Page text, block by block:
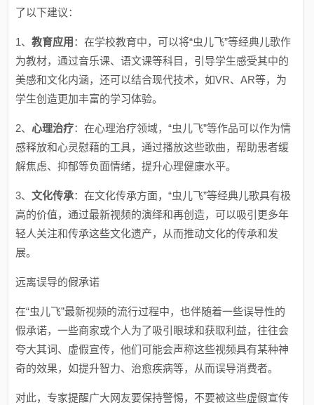
了以下建议：
1、教育应用 ：在学校教育中，可以将“虫儿飞”等经典儿歌作
为教材，通过音乐课、语文课等科目，引导学生感受其中的
美感和文化内涵，还可以结合现代技术，如VR、AR等，为
学生创造更加丰富的学习体验。
2、心理治疗：在心理治疗领域，“虫儿飞”等作品可以作为情
感释放和心灵慰藉的工具，通过播放这些歌曲，帮助患者缓
解焦虑、抑郁等负面情绪，提升心理健康水平。
3、文化传承：在文化传承方面，“虫儿飞”等经典儿歌具有极
高的价值，通过最新视频的演绎和再创造，可以吸引更多年
轻人关注和传承这些文化遗产，从而推动文化的传承和发
展。
远离误导的假承诺
在“虫儿飞”最新视频的流行过程中，也伴随着一些误导性的
假承诺，一些商家或个人为了吸引眼球和获取利益，往往会
夸大其词、虚假宣传，他们可能会声称这些视频具有某种神
奇的效果，如提升智力、治愈疾病等，从而误导消费者。
对此，专家提醒广大网友要保持警惕，不要被这些虚假宣传